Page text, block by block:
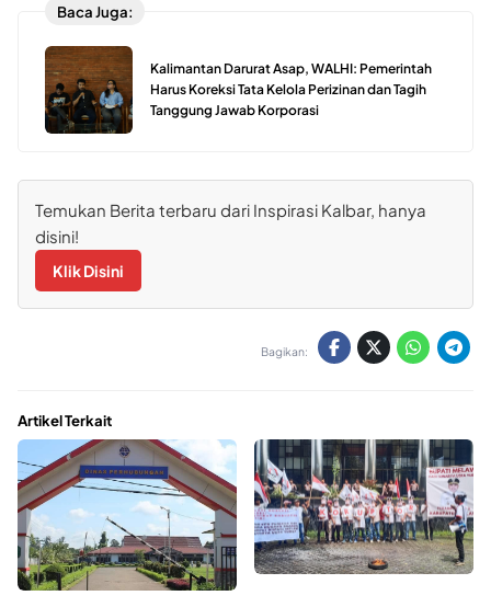
Baca Juga:
Kalimantan Darurat Asap, WALHI: Pemerintah
Harus Koreksi Tata Kelola Perizinan dan Tagih
Tanggung Jawab Korporasi
Temukan Berita terbaru dari Inspirasi Kalbar, hanya
disini!
Klik Disini
Bagikan:
Artikel Terkait